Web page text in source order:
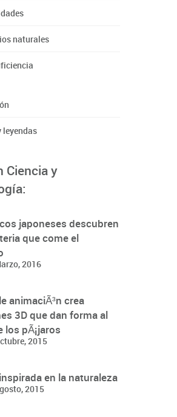
naturales
leyendas
Ciencia y
japoneses descubren
que come el
2016
animaciÃ³n crea
3D que dan forma al
los pÃ¡jaros
2015
en la naturaleza
2015